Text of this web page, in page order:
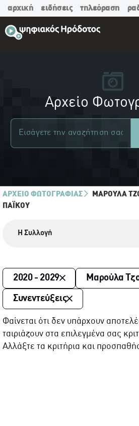
αρχική ειδήσεις τηλεόραση
Αρχείο
ΑΡΧΕΙΟ ΦΩΤΟΓΡΑΦΙΑΣ
ΜΑΡΟΎΛΑ
ΠΑΪ́ΚΟΥ
Η Συλλογή
2020 - 2029 Μαρούλα
Συνεντεύξεις
Φαίνεται ότι δεν υπάρχουν
ταιριάζουν στα επιλεγμένα σας
Αλλάξτε τα κριτήρια και